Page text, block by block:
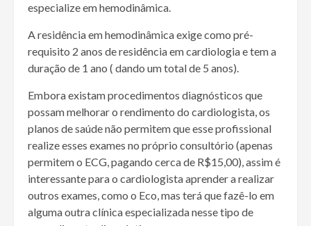
especialize em hemodinâmica.
A residência em hemodinâmica exige como pré-
requisito 2 anos de residência em cardiologia e tem a
duração de 1 ano ( dando um total de 5 anos).
Embora existam procedimentos diagnósticos que
possam melhorar o rendimento do cardiologista, os
planos de saúde não permitem que esse profissional
realize esses exames no próprio consultório (apenas
permitem o ECG, pagando cerca de R$15,00), assim é
interessante para o cardiologista aprender a realizar
outros exames, como o Eco, mas terá que fazê-lo em
alguma outra clínica especializada nesse tipo de